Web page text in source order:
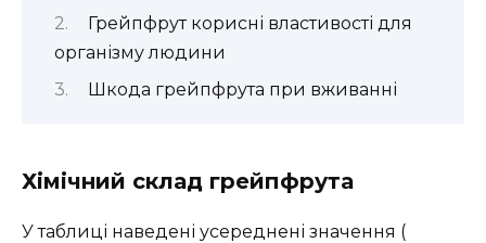
Грейпфрут корисні властивості для
організму людини
Шкода грейпфрута при вживанні
Хімічний склад грейпфрута
У таблиці наведені усереднені значення (